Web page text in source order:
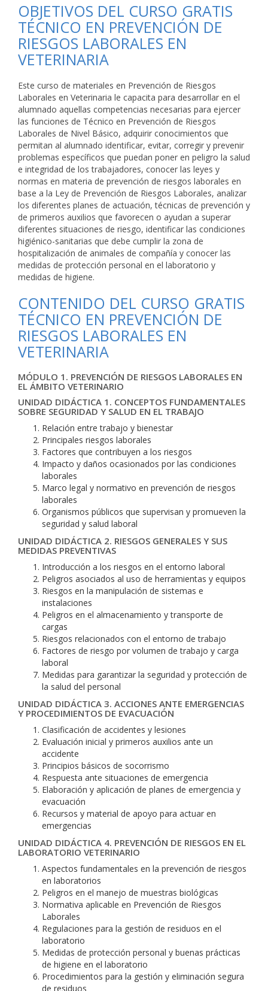
OBJETIVOS DEL CURSO GRATIS
TÉCNICO EN PREVENCIÓN DE
RIESGOS LABORALES EN
VETERINARIA
Este curso de materiales en Prevención de Riesgos
Laborales en Veterinaria le capacita para desarrollar en el
alumnado aquellas competencias necesarias para ejercer
las funciones de Técnico en Prevención de Riesgos
Laborales de Nivel Básico, adquirir conocimientos que
permitan al alumnado identificar, evitar, corregir y prevenir
problemas específicos que puedan poner en peligro la salud
e integridad de los trabajadores, conocer las leyes y
normas en materia de prevención de riesgos laborales en
base a la Ley de Prevención de Riesgos Laborales, analizar
los diferentes planes de actuación, técnicas de prevención y
de primeros auxilios que favorecen o ayudan a superar
diferentes situaciones de riesgo, identificar las condiciones
higiénico-sanitarias que debe cumplir la zona de
hospitalización de animales de compañía y conocer las
medidas de protección personal en el laboratorio y
medidas de higiene.
CONTENIDO DEL CURSO GRATIS
TÉCNICO EN PREVENCIÓN DE
RIESGOS LABORALES EN
VETERINARIA
MÓDULO 1. PREVENCIÓN DE RIESGOS LABORALES EN
EL ÁMBITO VETERINARIO
UNIDAD DIDÁCTICA 1. CONCEPTOS FUNDAMENTALES
SOBRE SEGURIDAD Y SALUD EN EL TRABAJO
Relación entre trabajo y bienestar
Principales riesgos laborales
Factores que contribuyen a los riesgos
Impacto y daños ocasionados por las condiciones
laborales
Marco legal y normativo en prevención de riesgos
laborales
Organismos públicos que supervisan y promueven la
seguridad y salud laboral
UNIDAD DIDÁCTICA 2. RIESGOS GENERALES Y SUS
MEDIDAS PREVENTIVAS
Introducción a los riesgos en el entorno laboral
Peligros asociados al uso de herramientas y equipos
Riesgos en la manipulación de sistemas e
instalaciones
Peligros en el almacenamiento y transporte de
cargas
Riesgos relacionados con el entorno de trabajo
Factores de riesgo por volumen de trabajo y carga
laboral
Medidas para garantizar la seguridad y protección de
la salud del personal
UNIDAD DIDÁCTICA 3. ACCIONES ANTE EMERGENCIAS
Y PROCEDIMIENTOS DE EVACUACIÓN
Clasificación de accidentes y lesiones
Evaluación inicial y primeros auxilios ante un
accidente
Principios básicos de socorrismo
Respuesta ante situaciones de emergencia
Elaboración y aplicación de planes de emergencia y
evacuación
Recursos y material de apoyo para actuar en
emergencias
UNIDAD DIDÁCTICA 4. PREVENCIÓN DE RIESGOS EN EL
LABORATORIO VETERINARIO
Aspectos fundamentales en la prevención de riesgos
en laboratorios
Peligros en el manejo de muestras biológicas
Normativa aplicable en Prevención de Riesgos
Laborales
Regulaciones para la gestión de residuos en el
laboratorio
Medidas de protección personal y buenas prácticas
de higiene en el laboratorio
Procedimientos para la gestión y eliminación segura
de residuos